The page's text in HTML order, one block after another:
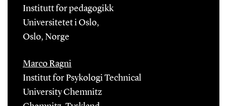
Institutt for pedagogikk
Universitetet i Oslo,
Oslo, Norge
Marco Ragni
Institut for Psykologi Technical
University Chemnitz